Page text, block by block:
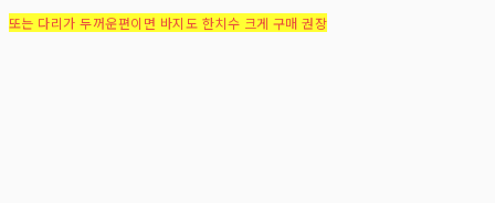
또는 다리가 두꺼운편이면 바지도 한치수 크게 구매 권장